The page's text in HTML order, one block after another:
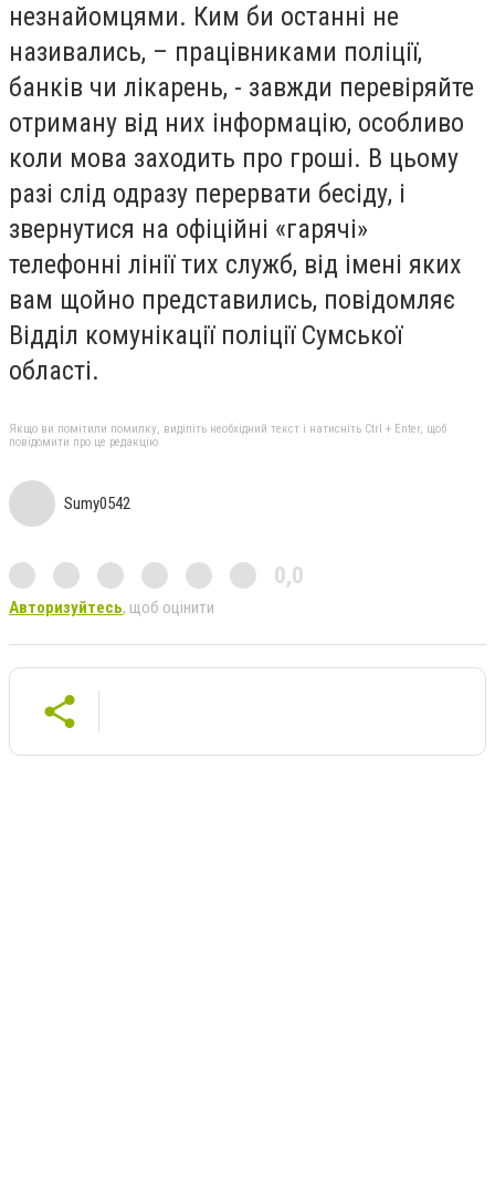
незнайомцями. Ким би останні не
називались, – працівниками поліції,
банків чи лікарень, - завжди перевіряйте
отриману від них інформацію, особливо
коли мова заходить про гроші. В цьому
разі слід одразу перервати бесіду, і
звернутися на офіційні «гарячі»
телефонні лінії тих служб, від імені яких
вам щойно представились, повідомляє
Відділ комунікації поліції Сумської
області.
Якщо ви помітили помилку, виділіть необхідний текст і натисніть Ctrl + Enter, щоб
повідомити про це редакцію
Sumy0542
0,0
Авторизуйтесь, щоб оцінити